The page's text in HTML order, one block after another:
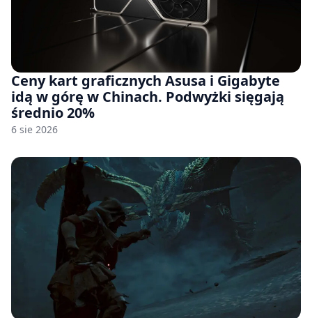
Ceny kart graficznych Asusa i Gigabyte
idą w górę w Chinach. Podwyżki sięgają
średnio 20%
6 sie 2026